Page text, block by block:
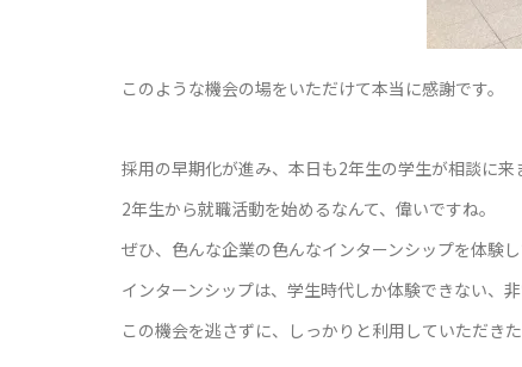
このような機会の場をいただけて本当に感謝です。
採用の早期化が進み、本日も2年生の学生が相談に来
2年生から就職活動を始めるなんて、偉いですね。
ぜひ、色んな企業の色んなインターンシップを体験
インターンシップは、学生時代しか体験できない、非
この機会を逃さずに、しっかりと利用していただきた